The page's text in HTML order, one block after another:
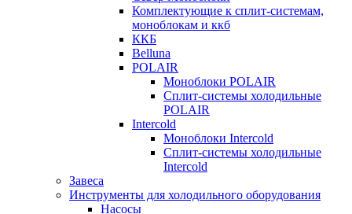
Комплектующие к сплит-системам,
моноблокам и ккб
ККБ
Belluna
POLAIR
Моноблоки POLAIR
Сплит-системы холодильные
POLAIR
Intercold
Моноблоки Intercold
Сплит-системы холодильные
Intercold
Завеса
Инструменты для холодильного оборудования
Насосы